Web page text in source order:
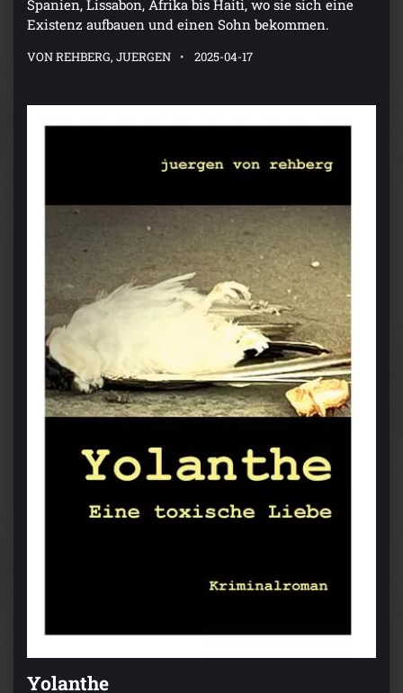
Spanien, Lissabon, Afrika bis Haiti, wo sie sich eine
Existenz aufbauen und einen Sohn bekommen.
VON REHBERG, JUERGEN 2025-04-17
Yolanthe